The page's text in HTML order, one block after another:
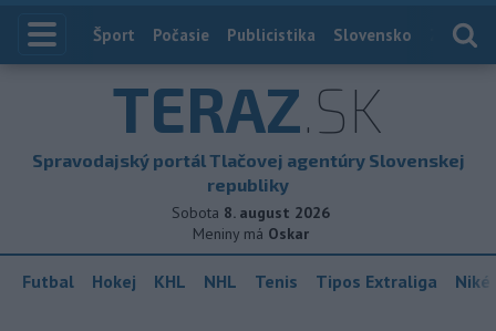
Index
Šport Počasie Publicistika Slovensko
TERAZ.SK
Spravodajský portál Tlačovej agentúry Slovenskej
republiky
Sobota 8. august 2026
Meniny má Oskar
Futbal Hokej KHL NHL Tenis Tipos Extraliga